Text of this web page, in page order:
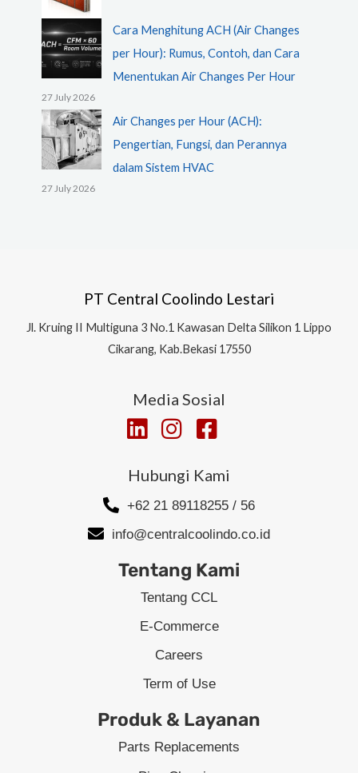
Cara Menghitung ACH (Air Changes
per Hour): Rumus, Contoh, dan Cara
Menentukan Air Changes Per Hour
27 July 2026
Air Changes per Hour (ACH):
Pengertian, Fungsi, dan Perannya
dalam Sistem HVAC
27 July 2026
PT Central Coolindo Lestari
Jl. Kruing II Multiguna 3 No.1 Kawasan Delta Silikon 1 Lippo
Cikarang, Kab.Bekasi 17550
Media Sosial
Hubungi Kami
+62 21 89118255 / 56
info@centralcoolindo.co.id
Tentang Kami
Tentang CCL
E-Commerce
Careers
Term of Use
Produk & Layanan
Parts Replacements